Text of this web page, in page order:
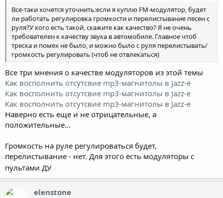
Все-таки хочется уточнить:если я куплю FM-модулятор, будет
ли работать регулировка громкости и перелистывание песен с
руля?У кого есть такой, скажите как качество? Я не очень
требователен к качеству звука в автомобиле. Главное чтоб
треска и помех не было, и можно было с руля перелистывать/
громкость регулировать (чтоб не отвлекаться)
Все три мнения о качестве модуляторов из этой темы
Как восполнить отсутсвие mp3-магнитолы в Jazz-е
Как восполнить отсутсвие mp3-магнитолы в Jazz-е
Как восполнить отсутсвие mp3-магнитолы в Jazz-е
Наверно есть еще и не отрицательные, а
положительные...
Громкость на руле регулироваться будет,
перелистывание - нет. Для этого есть модуляторы с
пультами ДУ
elenstone